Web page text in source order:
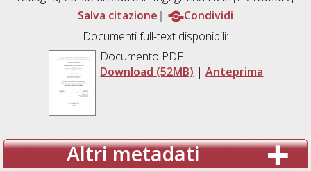
Salva citazione
Condividi
Documenti full-text disponibili:
Documento PDF
Download (52MB) |Anteprima
Altri metadati